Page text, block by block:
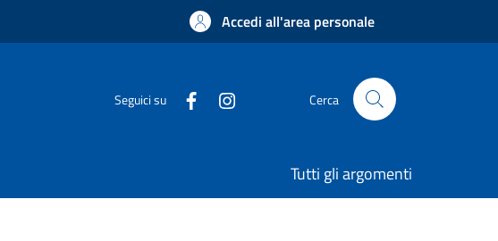
Accedi all'area personale
Seguici su Cerca
Tutti gli argomenti